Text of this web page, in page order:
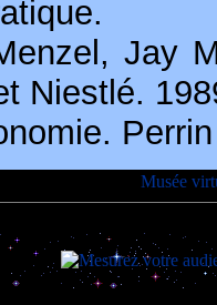
Jay
Niestlé.
Musée